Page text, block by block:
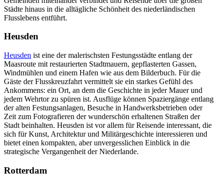
Städte hinaus in die alltägliche Schönheit des niederländischen
Flusslebens entführt.
Heusden
Heusden ist eine der malerischsten Festungsstädte entlang der
Maasroute mit restaurierten Stadtmauern, gepflasterten Gassen,
Windmühlen und einem Hafen wie aus dem Bilderbuch. Für die
Gäste der Flusskreuzfahrt vermittelt sie ein starkes Gefühl des
Ankommens: ein Ort, an dem die Geschichte in jeder Mauer und
jedem Wehrtor zu spüren ist. Ausflüge können Spaziergänge entlang
der alten Festungsanlagen, Besuche in Handwerksbetrieben oder
Zeit zum Fotografieren der wunderschön erhaltenen Straßen der
Stadt beinhalten. Heusden ist vor allem für Reisende interessant, die
sich für Kunst, Architektur und Militärgeschichte interessieren und
bietet einen kompakten, aber unvergesslichen Einblick in die
strategische Vergangenheit der Niederlande.
Rotterdam